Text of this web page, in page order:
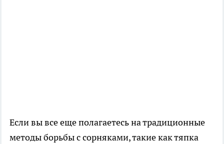
Если вы все еще полагаетесь на традиционные
методы борьбы с сорняками, такие как тяпка